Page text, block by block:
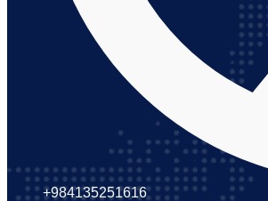
+984135251616